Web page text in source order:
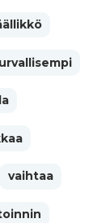
vaihtaa